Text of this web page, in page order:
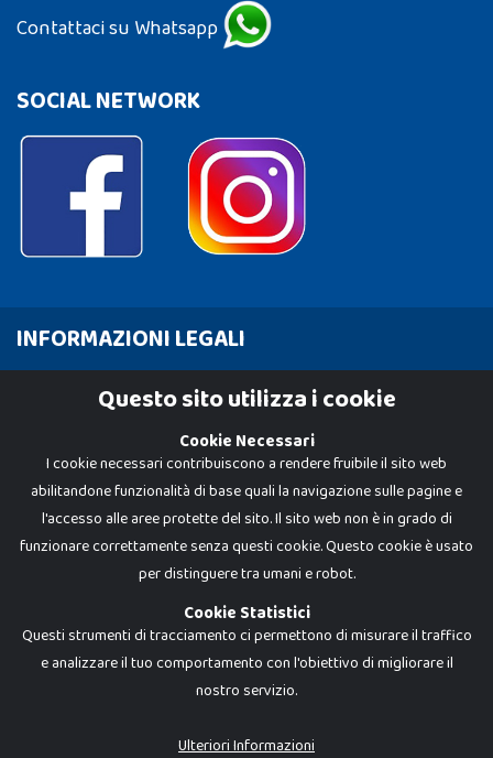
Contattaci su Whatsapp
SOCIAL NETWORK
INFORMAZIONI LEGALI
Cookie Policy
Dadi e Mattoncini è un brand di Giocabene Srl. Ogni riproduzione o utilizzo non
I prezzi e le promozioni pubblicate potrebbero differire da quanto esposto in
Questo sito utilizza i cookie
Cookie Necessari
I cookie necessari contribuiscono a rendere fruibile il sito web
abilitandone funzionalità di base quali la navigazione sulle pagine e
l'accesso alle aree protette del sito. Il sito web non è in grado di
funzionare correttamente senza questi cookie. Questo cookie è usato
per distinguere tra umani e robot.
Cookie Statistici
Questi strumenti di tracciamento ci permettono di misurare il traffico
e analizzare il tuo comportamento con l'obiettivo di migliorare il
nostro servizio.
Ulteriori Informazioni